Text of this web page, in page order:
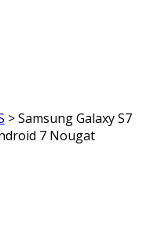
>Samsung Galaxy S7
7 Nougat